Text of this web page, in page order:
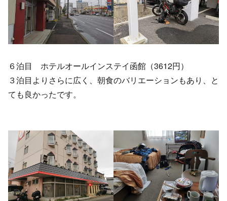
６泊目 ホテルオールインステイ函館（3612円）
３泊目よりさらに広く、朝食のバリエーションもあり、と
ても良かったです。